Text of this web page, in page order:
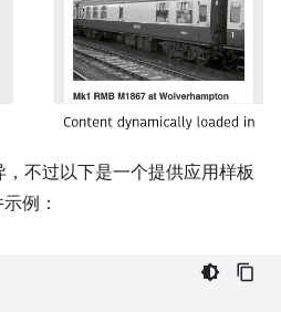
不过以下是一个提供应用样板
例：